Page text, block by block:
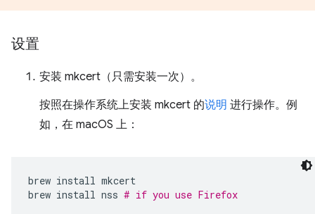
设置
安装 mkcert（只需安装一次）。
按照在操作系统上安装 mkcert 的说明 进行操作。例
如，在 macOS 上：
brew install mkcert
brew install nss # if you use Firefox